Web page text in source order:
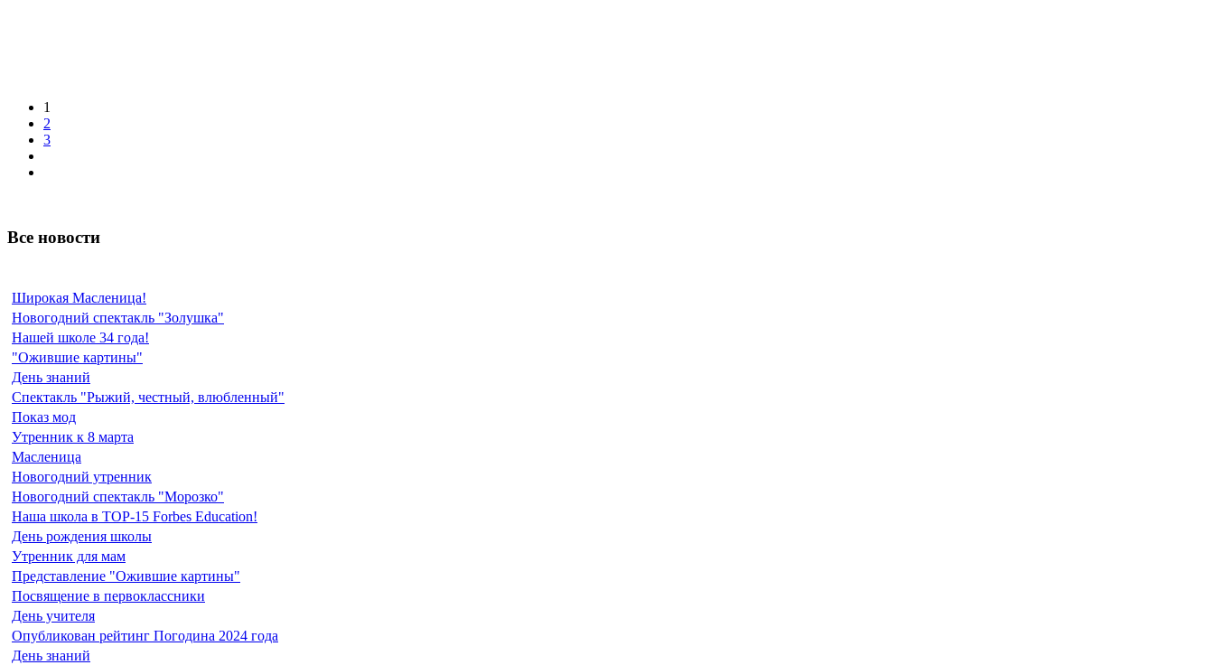
1
2
3
Все новости
Широкая Масленица!
Новогодний спектакль "Золушка"
Нашей школе 34 года!
"Ожившие картины"
День знаний
Спектакль "Рыжий, честный, влюбленный"
Показ мод
Утренник к 8 марта
Масленица
Новогодний утренник
Новогодний спектакль "Морозко"
Наша школа в TOP-15 Forbes Education!
День рождения школы
Утренник для мам
Представление "Ожившие картины"
Посвящение в первоклассники
День учителя
Опубликован рейтинг Погодина 2024 года
День знаний